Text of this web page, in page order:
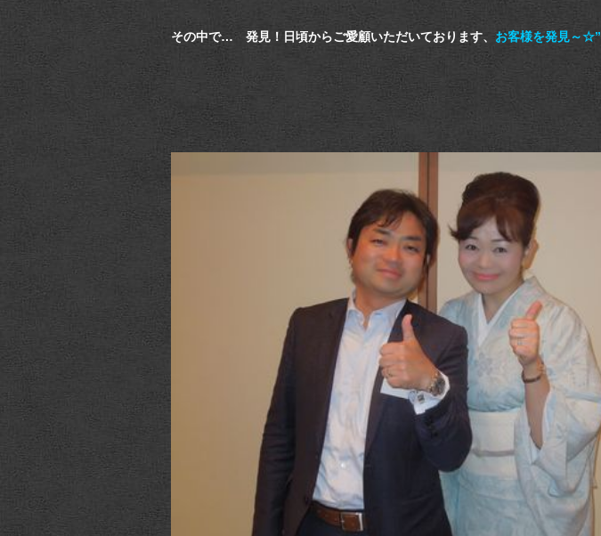
その中で… 発見！日頃からご愛顧いただいております、 お客様を発見～☆”